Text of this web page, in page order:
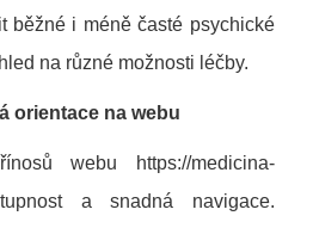
běžné i méně časté psychické
na různé možnosti léčby.
orientace na webu
webu https://medicina-
a snadná navigace.